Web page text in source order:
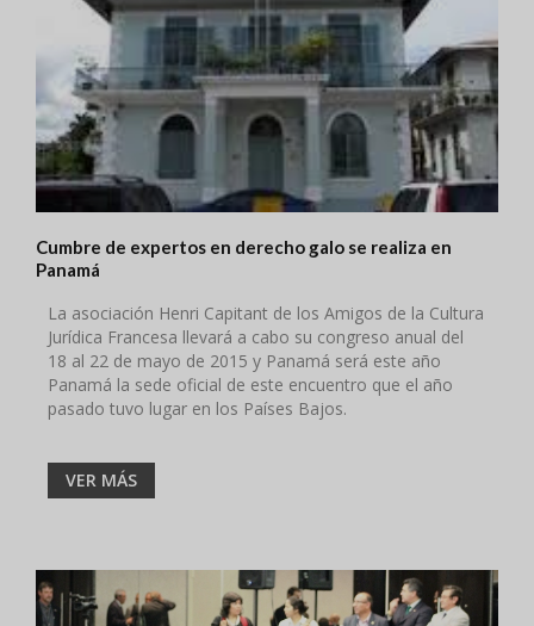
Cumbre de expertos en derecho galo se realiza en
Panamá
La asociación Henri Capitant de los Amigos de la Cultura
Jurídica Francesa llevará a cabo su congreso anual del
18 al 22 de mayo de 2015 y Panamá será este año
Panamá la sede oficial de este encuentro que el año
pasado tuvo lugar en los Países Bajos.
VER MÁS